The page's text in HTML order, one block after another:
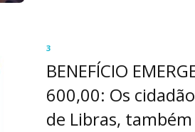
3
BENEFÍCIO
600,00: Os
de Libras,